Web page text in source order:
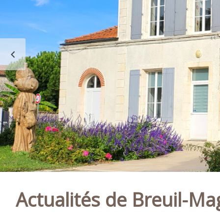
MAGNÉ
PRÉCÉDENT
Actualités de Breuil-